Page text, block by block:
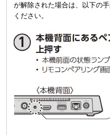
が解除された場合は、以下の
ください。